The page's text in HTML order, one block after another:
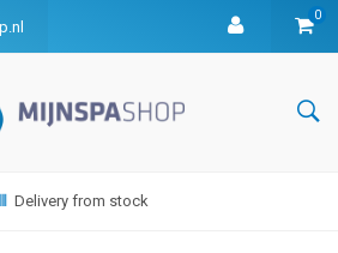
0
Delivery from stock